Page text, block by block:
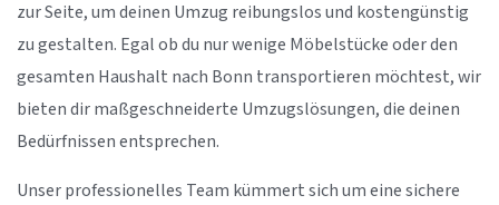
zur Seite, um deinen Umzug reibungslos und kostengünstig
zu gestalten. Egal ob du nur wenige Möbelstücke oder den
gesamten Haushalt nach Bonn transportieren möchtest, wir
bieten dir maßgeschneiderte Umzugslösungen, die deinen
Bedürfnissen entsprechen.
Unser professionelles Team kümmert sich um eine sichere